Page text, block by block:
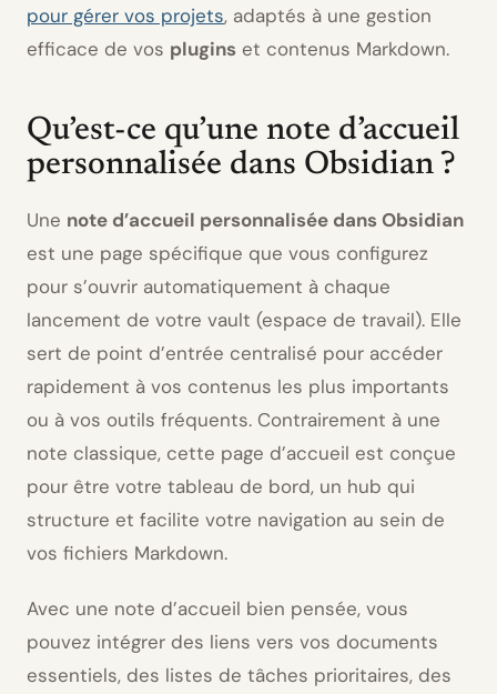
pour gérer vos projets, adaptés à une gestion
efficace de vos plugins et contenus Markdown.
Qu’est-ce qu’une note d’accueil
personnalisée dans Obsidian ?
Une note d’accueil personnalisée dans Obsidian
est une page spécifique que vous configurez
pour s’ouvrir automatiquement à chaque
lancement de votre vault (espace de travail). Elle
sert de point d’entrée centralisé pour accéder
rapidement à vos contenus les plus importants
ou à vos outils fréquents. Contrairement à une
note classique, cette page d’accueil est conçue
pour être votre tableau de bord, un hub qui
structure et facilite votre navigation au sein de
vos fichiers Markdown.
Avec une note d’accueil bien pensée, vous
pouvez intégrer des liens vers vos documents
essentiels, des listes de tâches prioritaires, des